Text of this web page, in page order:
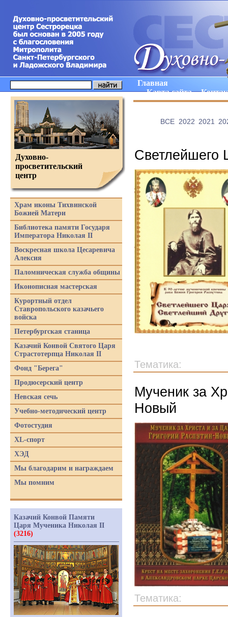
Главная
Карта сайта
ВCE 2022 2021
Светлейшего
Тематика:
Мученик за
Новый
Тематика:
Духовно-
просветительский
центр
Храм иконы Тихвинской
Божией Матери
Библиотека памяти Государя
Императора Николая II
Воскресная школа Цесаревича
Алексия
Паломническая служба общины
Иконописная мастерская
Курортный отдел
Ставропольского казачьего
войска
Петербургская станица
Казачий Конвой Святого Царя
Страстотерпца Николая II
Фонд "Берега"
Продюсерский центр
Невская сечь
Учебно-методический центр
Фотостудия
XL-спорт
ХЭД
Мы благодарим и награждаем
Мы помним
Казачий Конвой Памяти
Царя Мученика Николая II
(3216)